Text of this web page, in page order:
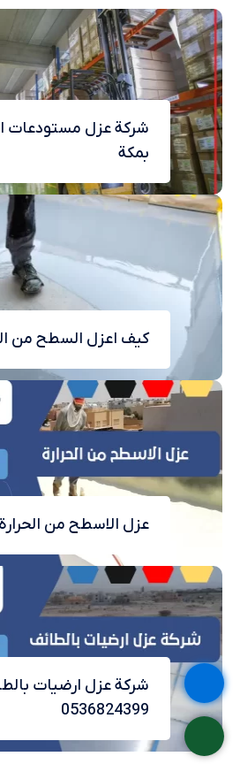
شركة عزل مستودعات
بمكة
كيف اعزل السطح من
عزل الاسطح من الحرارة
شركة عزل ارضيات
0536824399